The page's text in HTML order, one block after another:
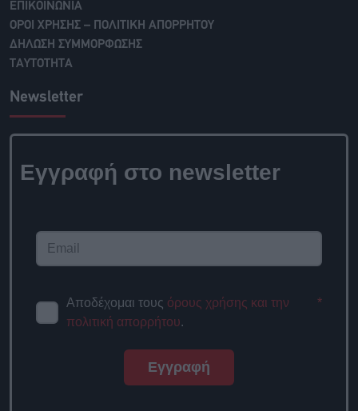
ΕΠΙΚΟΙΝΩΝΙΑ
ΟΡΟΙ ΧΡΗΣΗΣ – ΠΟΛΙΤΙΚΗ ΑΠΟΡΡΗΤΟΥ
ΔΗΛΩΣΗ ΣΥΜΜΟΡΦΩΣΗΣ
ΤΑΥΤΟΤΗΤΑ
Newsletter
Εγγραφή στο newsletter
Αποδέχομαι τους όρους χρήσης και την
πολιτική απορρήτου.
*
Εγγραφή